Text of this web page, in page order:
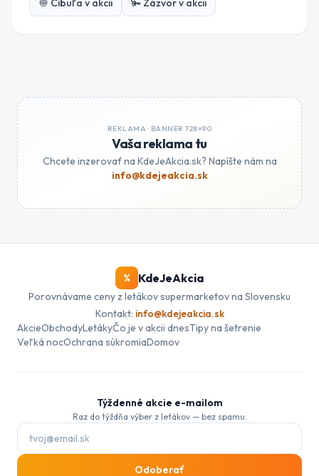
🧅 Cibuľa v akcii 🫚 Zázvorv akcii
REKLAMA · BANNER 728×90
Vaša reklama tu
Chcete inzerovať na KdeJeAkcia.sk? Napíšte nám na
info@kdejeakcia.sk
% KdeJeAkcia
Porovnávame ceny z letákov supermarketov na Slovensku
Kontakt: info@kdejeakcia.sk
AkcieObchodyLetákyČo je v akcii dnesTipy na šetrenie
Veľká nocOchrana súkromiaDomov
Týždenné akcie e-mailom
Raz do týždňa výber z letákov — bez spamu.
E-mail pre odber akcií
Odoberať